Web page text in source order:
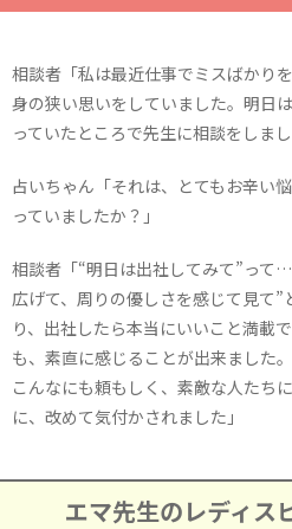
相談者「私は最近仕事でミスばかり
身の狭い思いをしていました。明日
っていたところで先生に相談をしまし
占いちゃん「それは、とてもお辛い
っていましたか？」
相談者「“明日は出社してみて”って
広げて、周りの優しさを感じて見て
り、出社したら本当にいいこと満載
も、素直に感じることが出来ました
こんなにも頼もしく、素敵な人たち
に、改めて気付かされました」
エマ先生のレディス